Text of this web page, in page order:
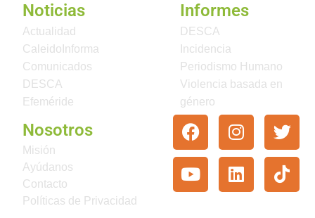
Noticias
Actualidad
CaleidoInforma
Comunicados
DESCA
Efeméride
Informes
DESCA
Incidencia
Periodismo Humano
Violencia basada en
género
Nosotros
Misión
Ayúdanos
Contacto
Políticas de Privacidad